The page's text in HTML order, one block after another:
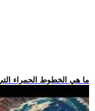
.. ما هي الخطوط الحمراء